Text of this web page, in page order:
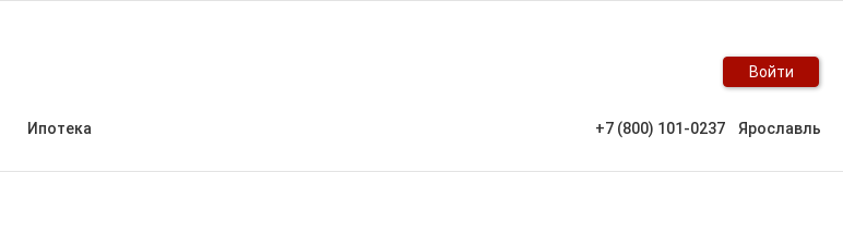
Войти
Ипотека +7 (800) 101-0237 Ярославль